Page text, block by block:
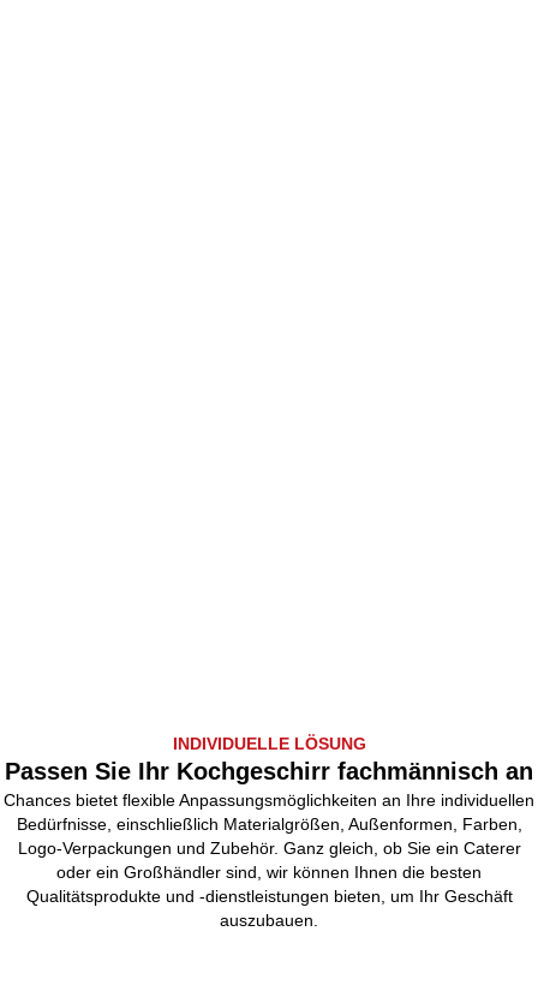
INDIVIDUELLE LÖSUNG
Passen Sie Ihr Kochgeschirr fachmännisch an
Chances bietet flexible Anpassungsmöglichkeiten an Ihre individuellen
Bedürfnisse, einschließlich Materialgrößen, Außenformen, Farben,
Logo-Verpackungen und Zubehör. Ganz gleich, ob Sie ein Caterer
oder ein Großhändler sind, wir können Ihnen die besten
Qualitätsprodukte und -dienstleistungen bieten, um Ihr Geschäft
auszubauen.